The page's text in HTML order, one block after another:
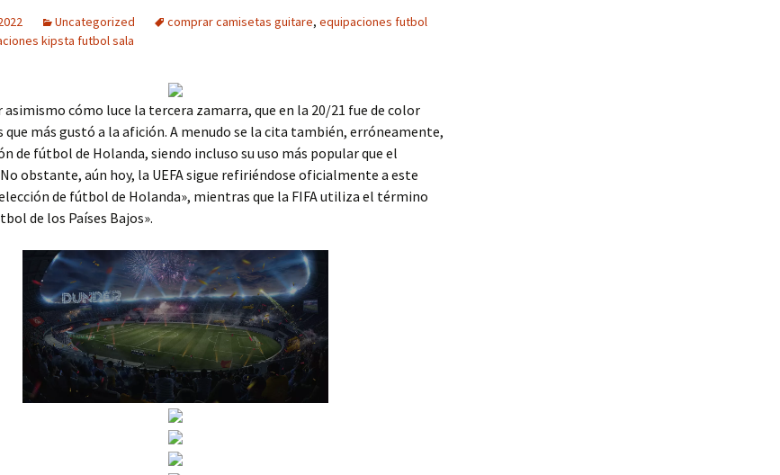
Uncategorized comprar camisetas guitare, equipaciones futbol
kipsta futbol sala
asimismo cómo luce la tercera zamarra, que en la 20/21 fue de color
que más gustó a la afición. A menudo se la cita también, erróneamente,
de fútbol de Holanda, siendo incluso su uso más popular que el
obstante, aún hoy, la UEFA sigue refiriéndose oficialmente a este
de fútbol de Holanda», mientras que la FIFA utiliza el término
de los Países Bajos».